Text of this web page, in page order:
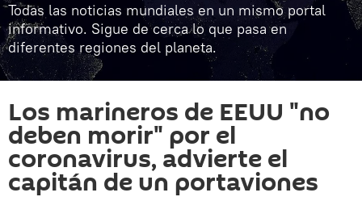
Todas las noticias mundiales en un mismo portal
informativo. Sigue de cerca lo que pasa en
diferentes regiones del planeta.
Los marineros de EEUU "no
deben morir" por el
coronavirus, advierte el
capitán de un portaviones